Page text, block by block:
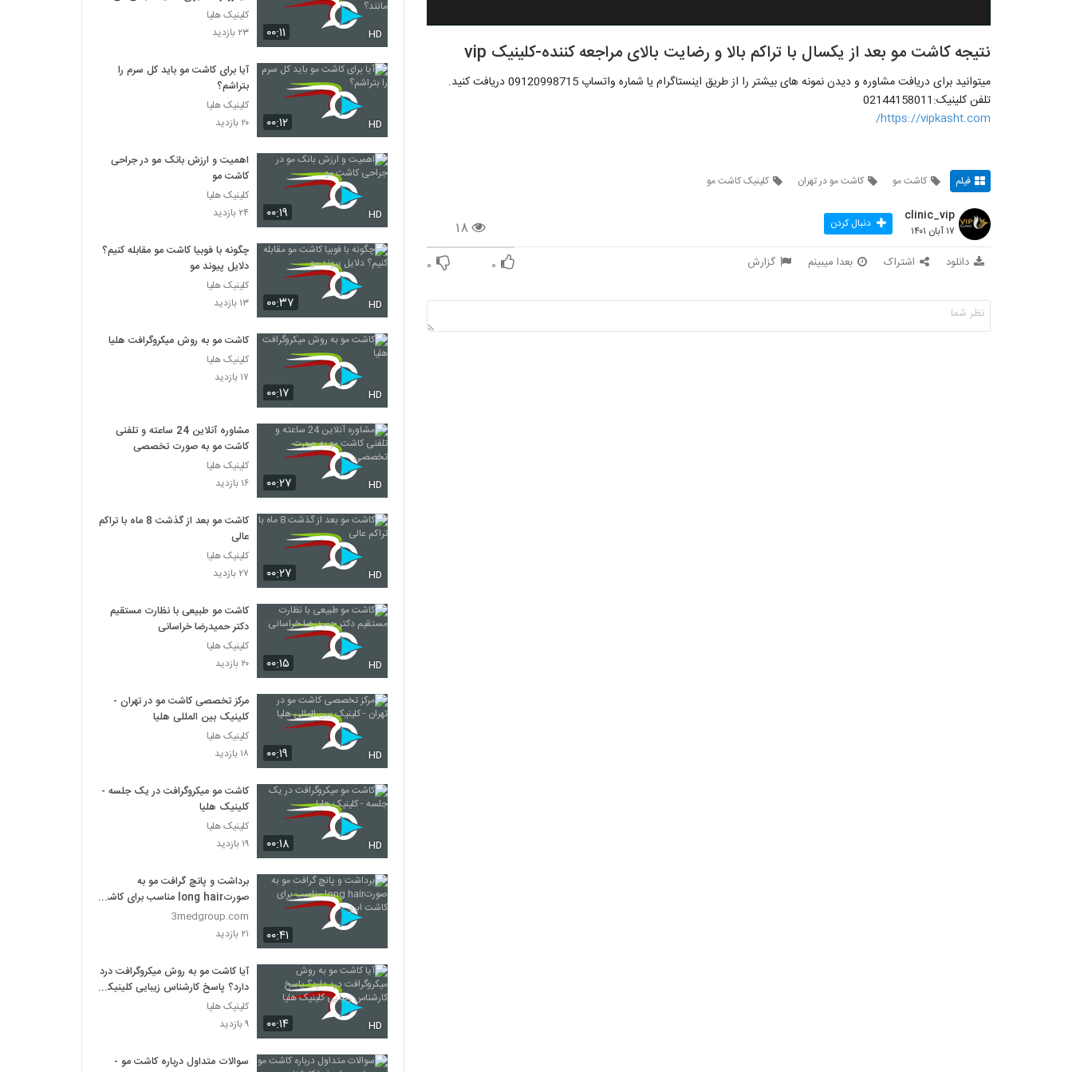
نتیجه کاشت مو بعد از یکسال با تراکم بالا و رضایت بالای مراجعه کننده-کلینیک vip
میتوانید برای دریافت مشاوره و دیدن نمونه های بیشتر را از طریق اینستاگرام یا شماره واتساپ 09120998715 دریافت کنید.
تلفن کلینیک:02144158011
https://vipkasht.com/
فیلم کاشت مو کاشت مو در تهران کلینیک کاشت مو
۱۸
clinic_vip
۱۷ آبان ۱۴۰۱ دنبال کردن
دانلود اشتراک بعدا میبینم گزارش ۰ ۰
۰۰:۱۱ HD
مانند؟
کلینیک هلیا
۲۳ بازدید
۰۰:۱۲ HD
آیا برای کاشت مو باید کل سرم را
بتراشم؟
کلینیک هلیا
۲۰ بازدید
۰۰:۱۹ HD
اهمیت و ارزش بانک مو در جراحی
کاشت مو
کلینیک هلیا
۲۴ بازدید
۰۰:۳۷ HD
چگونه با فوبیا کاشت مو مقابله کنیم؟
دلایل پیوند مو
کلینیک هلیا
۱۳ بازدید
۰۰:۱۷ HD
کاشت مو به روش میکروگرافت هلیا
کلینیک هلیا
۱۷ بازدید
۰۰:۲۷ HD
مشاوره آنلاین 24 ساعته و تلفنی
کاشت مو به صورت تخصصی
کلینیک هلیا
۱۶ بازدید
۰۰:۲۷ HD
کاشت مو بعد از گذشت 8 ماه با تراکم
عالی
کلینیک هلیا
۲۷ بازدید
۰۰:۱۵ HD
کاشت مو طبیعی با نظارت مستقیم
دکتر حمیدرضا خراسانی
کلینیک هلیا
۲۰ بازدید
۰۰:۱۹ HD
مرکز تخصصی کاشت مو در تهران -
کلینیک بین المللی هلیا
کلینیک هلیا
۱۸ بازدید
۰۰:۱۸ HD
کاشت مو میکروگرافت در یک جلسه -
کلینیک هلیا
کلینیک هلیا
۱۹ بازدید
۰۰:۴۱
برداشت و پانچ گرافت مو به
صورتlong hair مناسب برای کاشت
ابرو
3medgroup.com
۲۱ بازدید
۰۰:۱۴ HD
آیا کاشت مو به روش میکروگرافت درد
دارد؟ پاسخ کارشناس زیبایی کلینیک
هلیا
کلینیک هلیا
۹ بازدید
سوالات متداول درباره کاشت مو -